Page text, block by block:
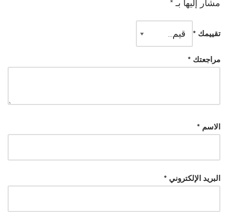
مشار إليها بـ *
تقييمك *
مراجعتك *
الاسم *
البريد الإلكتروني *